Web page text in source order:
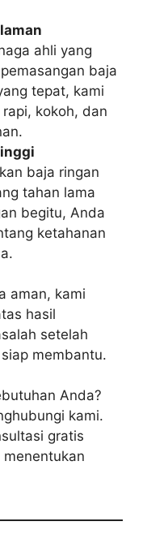
ahli yang
baja
tepat, kami
kokoh, dan
baja ringan
tahan lama
begitu, Anda
ketahanan
aman, kami
hasil
setelah
membantu.
Anda?
kami.
gratis